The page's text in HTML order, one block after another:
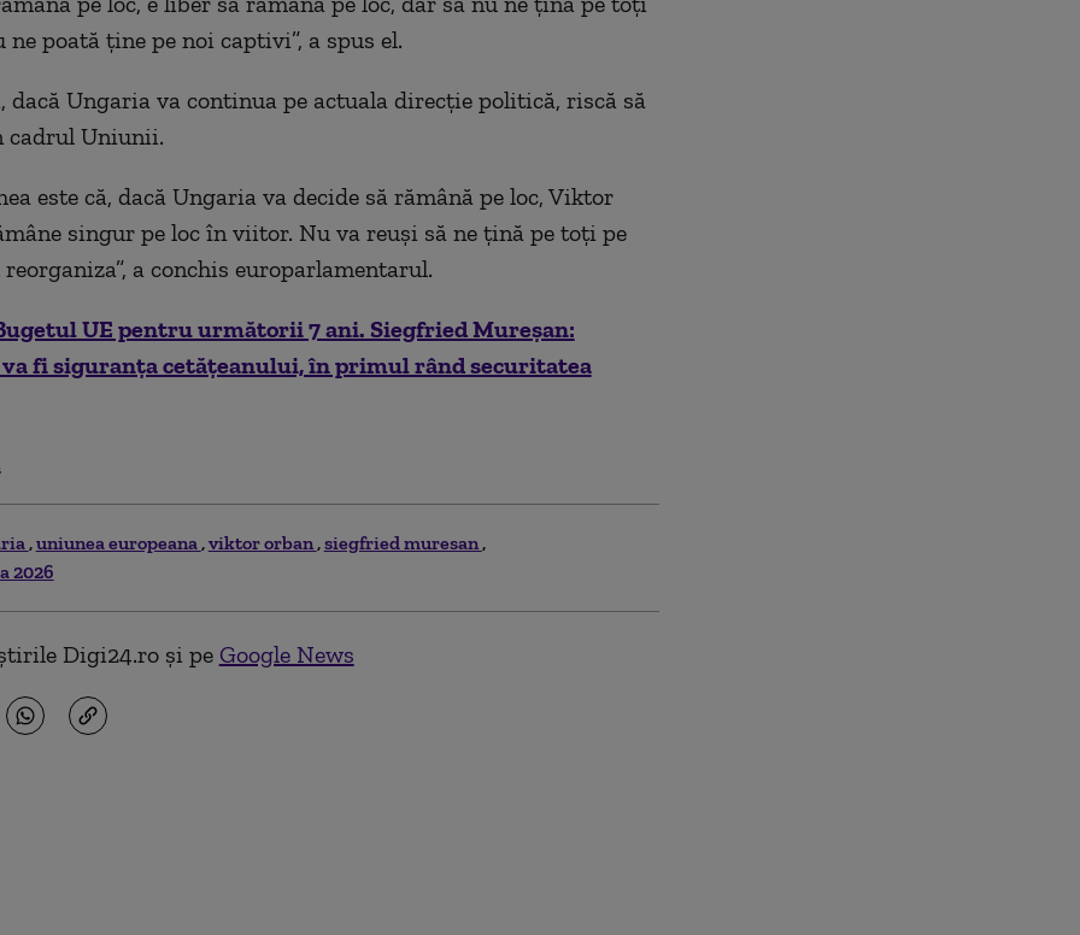
ne poată ține pe noi captivi”, a spus el.
dacă Ungaria va continua pe actuala direcție politică, riscă să
cadrul Uniunii.
este că, dacă Ungaria va decide să rămână pe loc, Viktor
singur pe loc în viitor. Nu va reuși să ne țină pe toți pe
a conchis europarlamentarul.
UE pentru următorii 7 ani. Siegfried Mureșan:
fi siguranța cetățeanului, în primul rând securitatea
uniunea europeana viktor orban siegfried muresan
2026
Digi24.ro și pe Google News